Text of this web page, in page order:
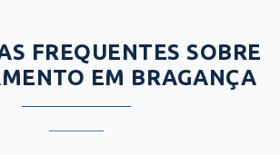
FREQUENTES SOBRE
EM BRAGANÇA